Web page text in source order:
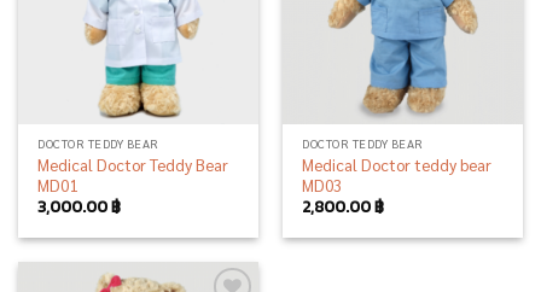
DOCTOR TEDDY BEAR
Medical Doctor Teddy Bear
MD01
3,000.00฿
DOCTOR TEDDY BEAR
Medical Doctor teddy bear
MD03
2,800.00฿